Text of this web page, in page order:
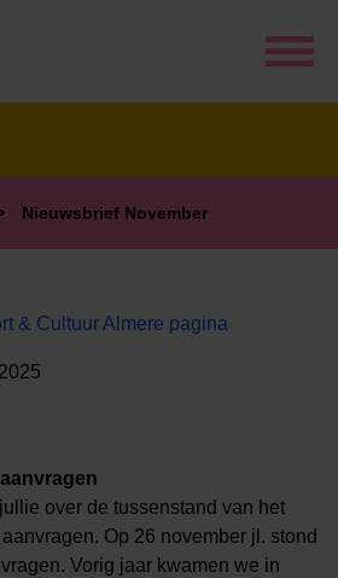
Nieuwsbrief November
& Cultuur Almere pagina
over de tussenstand van het
Op 26 november jl. stond
Vorig jaar kwamen we in